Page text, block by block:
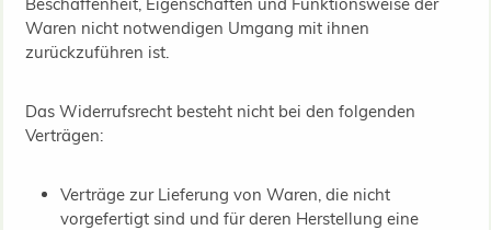
Waren nicht notwendigen Umgang mit ihnen
zurückzuführen ist.
Das Widerrufsrecht besteht nicht bei den folgenden
Verträgen:
Verträge zur Lieferung von Waren, die nicht
vorgefertigt sind und für deren Herstellung eine